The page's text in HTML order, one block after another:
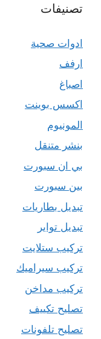
تصنيفات
ادوات صحية
ارفف
اصباغ
اكسس بوينت
المونيوم
بنشر متنقل
بي ان سبورت
بين سبورت
تبديل بطاريات
تبديل تواير
تركيب ستلايت
تركيب سيراميك
تركيب مداخن
تصليح تكييف
تصليح تلفونات